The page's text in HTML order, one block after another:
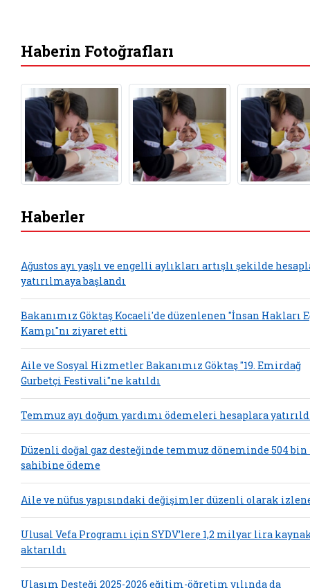
Haberin Fotoğrafları
Haberler
Ağustos ayı yaşlı ve engelli aylıkları artışlı şekilde
yatırılmaya başlandı
Bakanımız Göktaş Kocaeli'de düzenlenen "İnsan Hakları
Kampı"nı ziyaret etti
Aile ve Sosyal Hizmetler Bakanımız Göktaş "19. Emirdağ
Gurbetçi Festivali"ne katıldı
Temmuz ayı doğum yardımı ödemeleri hesaplara
Düzenli doğal gaz desteğinde temmuz döneminde 504
sahibine ödeme
Aile ve nüfus yapısındaki değişimler düzenli olarak
Ulusal Vefa Programı için SYDV’lere 1,2 milyar lira
aktarıldı
Ulaşım Desteği 2025-2026 eğitim-öğretim yılında da